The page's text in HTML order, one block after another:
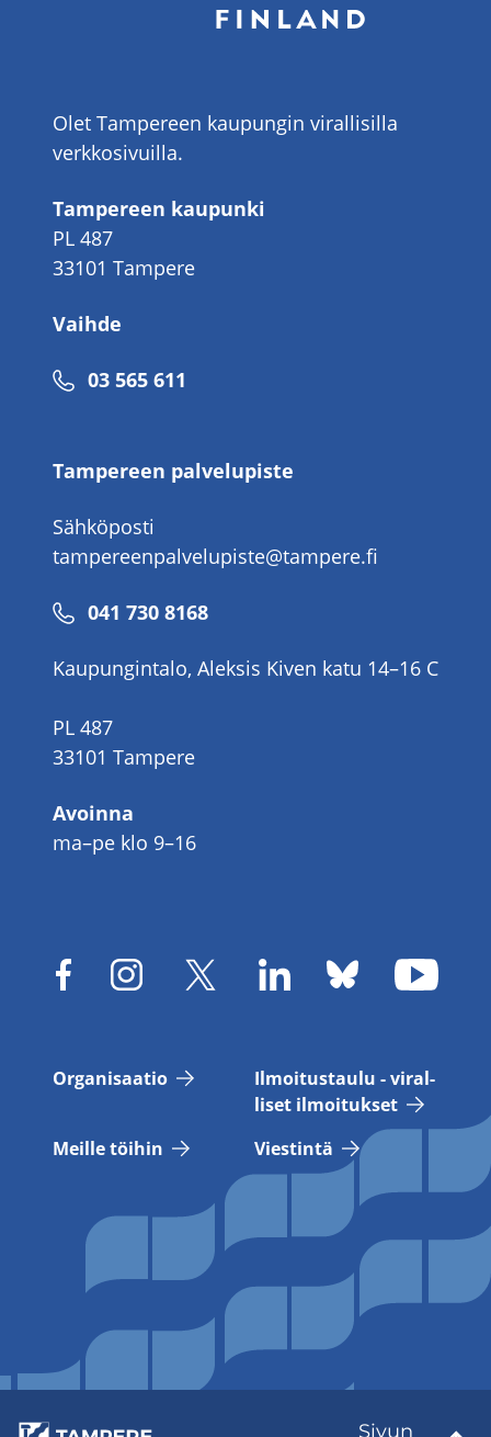
Olet Tampereen kaupungin virallisilla
verkkosivuilla.
Tampereen kaupunki
PL 487
33101 Tampere
Vaihde
Puhelinnumero
03 565 611
Tampereen palvelupiste
Sähköposti
tampereenpalvelupiste@tampere.fi
Puhelinnumero
041 730 8168
Kaupungintalo, Aleksis Kiven katu 14–16 C
PL 487
33101 Tampere
Avoinna
ma–pe klo 9–16
Or­ga­ni­saa­tio
Il­moi­tus­tau­lu - vi­ral­
li­set il­moi­tuk­set
Meil­le töi­hin
Vies­tin­tä
Sivun